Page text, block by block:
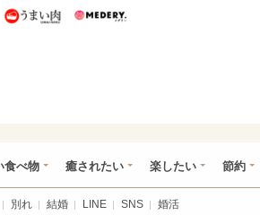
うまいパン うまい肉
食べ物 癒されたい 楽したい 節約
別れ 結婚 LINE SNS 婚活